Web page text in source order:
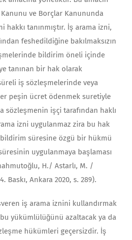
ve Borçlar Kanununda
hakkı tanınmıştır. İş arama izni,
feshedildiğine bakılmaksızın
bildirim öneli içinde
tanınan bir hak olarak
iş sözleşmelerinde veya
peşin ücret ödenmek suretiyle
sözleşmenin işçi tarafından haklı
izni uygulanmaz zira bu hak
bildirim süresine özgü bir hükmü
uygulanmaya başlaması
H./ Astarlı, M. /
Baskı, Ankara 2020, s. 289).
iş arama iznini kullandırmak
yükümlülüğünü azaltacak ya da
hükümleri geçersizdir. İş